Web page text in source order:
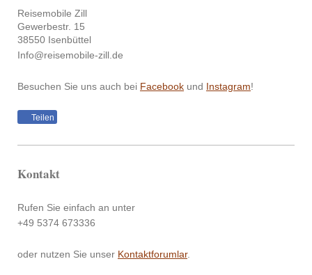
Reisemobile Zill
Gewerbestr. 15
38550 Isenbüttel
Info@reisemobile-zill.de
Besuchen Sie uns auch bei Facebook und Instagram!
Teilen
Kontakt
Rufen Sie einfach an unter
+49 5374 673336
oder nutzen Sie unser Kontaktforumlar.